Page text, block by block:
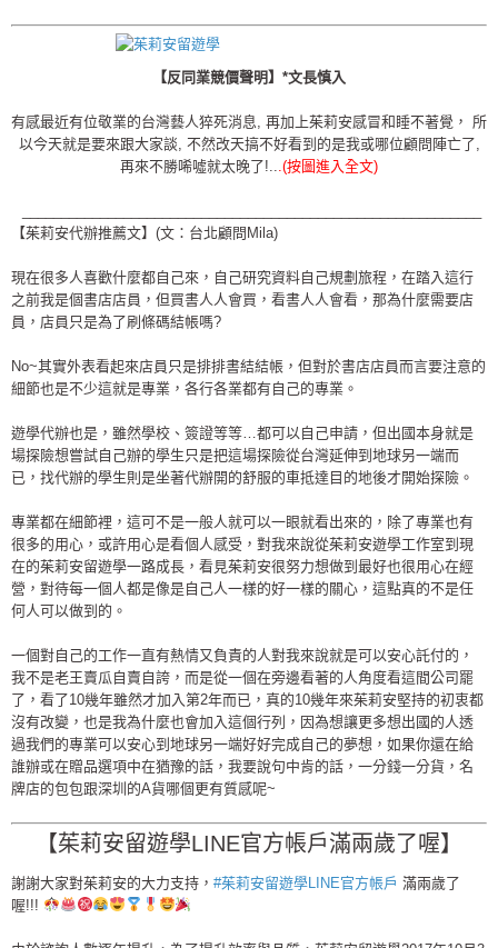
【反同業競價聲明】*文長慎入
有感最近有位敬業的台灣藝人猝死消息, 再加上茱莉安感冒和睡不著覺， 所
以今天就是要來跟大家談, 不然改天搞不好看到的是我或哪位顧問陣亡了,
再來不勝唏噓就太晚了!...(按圖進入全文)
【茱莉安代辦推薦文】(文：台北顧問Mila)
現在很多人喜歡什麼都自己來，自己研究資料自己規劃旅程，在踏入這行
之前我是個書店店員，但買書人人會買，看書人人會看，那為什麼需要店
員，店員只是為了刷條碼結帳嗎?
No~其實外表看起來店員只是排排書結結帳，但對於書店店員而言要注意的
細節也是不少這就是專業，各行各業都有自己的專業。
遊學代辦也是，雖然學校、簽證等等…都可以自己申請，但出國本身就是
場探險想嘗試自己辦的學生只是把這場探險從台灣延伸到地球另一端而
已，找代辦的學生則是坐著代辦開的舒服的車抵達目的地後才開始探險。
專業都在細節裡，這可不是一般人就可以一眼就看出來的，除了專業也有
很多的用心，或許用心是看個人感受，對我來說從茱莉安遊學工作室到現
在的茱莉安留遊學一路成長，看見茱莉安很努力想做到最好也很用心在經
營，對待每一個人都是像是自己人一樣的好一樣的關心，這點真的不是任
何人可以做到的。
一個對自己的工作一直有熱情又負責的人對我來說就是可以安心託付的，
我不是老王賣瓜自賣自誇，而是從一個在旁邊看著的人角度看這間公司罷
了，看了10幾年雖然才加入第2年而已，真的10幾年來茱莉安堅持的初衷都
沒有改變，也是我為什麼也會加入這個行列，因為想讓更多想出國的人透
過我們的專業可以安心到地球另一端好好完成自己的夢想，如果你還在給
誰辦或在贈品選項中在猶豫的話，我要說句中肯的話，一分錢一分貨，名
牌店的包包跟深圳的A貨哪個更有質感呢~
【茱莉安留遊學LINE官方帳戶滿兩歲了喔】
謝謝大家對茱莉安的大力支持， #茱莉安留遊學LINE官方帳戶 滿兩歲了
喔!!!